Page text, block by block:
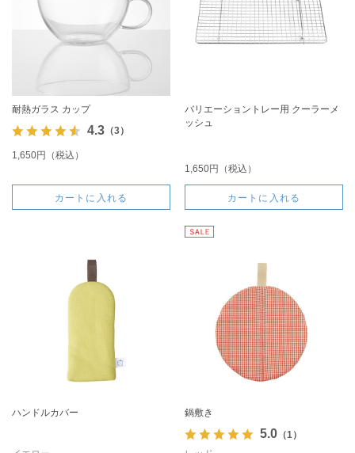
耐熱ガラス カップ
4.3（3）
1,650円（税込）
カートに入れる
バリエーショントレー用 クーラーメ
ッシュ
1,650円（税込）
カートに入れる
ハンドルカバー 鍋敷き
5.0（1）